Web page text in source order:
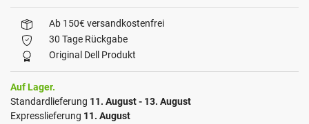
Ab 150€ versandkostenfrei
30 Tage Rückgabe
Original Dell Produkt
Auf Lager.
Standardlieferung 11. August - 13. August
Expresslieferung 11. August